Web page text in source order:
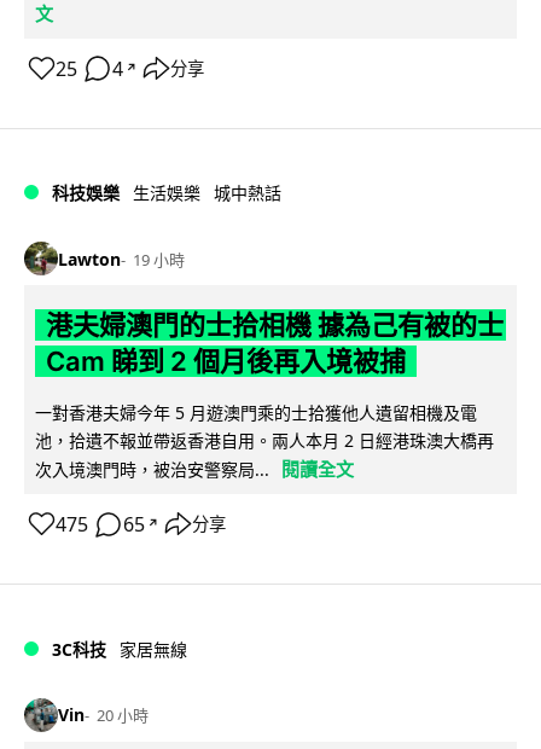
文
25 4 ↗ 分享
科技娛樂 生活娛樂 城中熱話
Lawton 19 小時
港夫婦澳門的士拾相機 據為己有被的士
Cam 睇到 2 個月後再入境被捕
一對香港夫婦今年 5 月遊澳門乘的士拾獲他人遺留相機及電
池，拾遺不報並帶返香港自用。兩人本月 2 日經港珠澳大橋再
次入境澳門時，被治安警察局...
閱讀全文
475 65 ↗ 分享
3C科技 家居無線
Vin 20 小時